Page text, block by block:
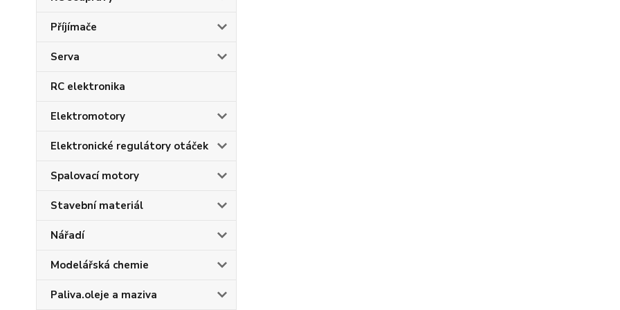
Příjímače
Serva
RC elektronika
Elektromotory
Elektronické regulátory otáček
Spalovací motory
Stavební materiál
Nářadí
Modelářská chemie
Paliva.oleje a maziva